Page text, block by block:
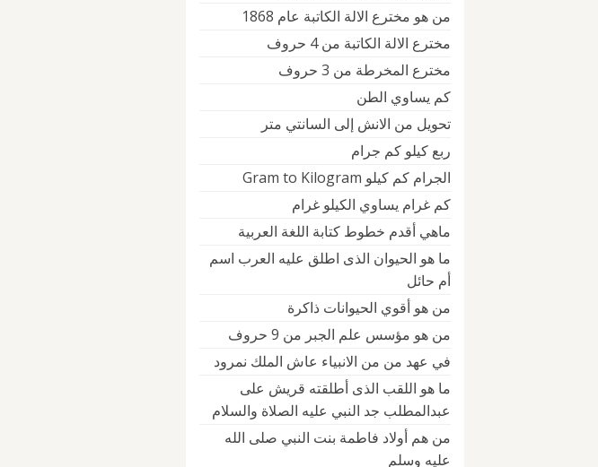
من هو مخترع الالة الكاتبة عام 1868
مخترع الالة الكاتبة من 4 حروف
مخترع المخرطة من 3 حروف
كم يساوي الطن
تحويل من الانش إلى السانتي متر
ربع كيلو كم جرام
الجرام كم كيلو Gram to Kilogram
كم غرام يساوي الكيلو غرام
ماهي أقدم خطوط كتابة اللغة العربية
ما هو الحيوان الذى اطلق عليه العرب اسم
أم حائل
من هو أقوي الحيوانات ذاكرة
من هو مؤسس علم الجبر من 9 حروف
في عهد من من الانبياء عاش الملك نمرود
ما هو اللقب الذى أطلقته قريش على
عبدالمطلب جد النبي عليه الصلاة والسلام
من هم أولاد فاطمة بنت النبي صلى الله
عليه وسلم